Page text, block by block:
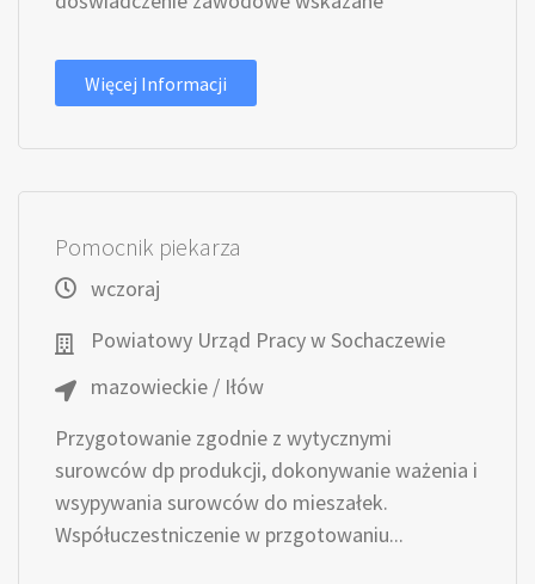
Więcej Informacji
Pomocnik piekarza
wczoraj
Powiatowy Urząd Pracy w Sochaczewie
mazowieckie / Iłów
Przygotowanie zgodnie z wytycznymi
surowców dp produkcji, dokonywanie ważenia i
wsypywania surowców do mieszałek.
Współuczestniczenie w przgotowaniu...